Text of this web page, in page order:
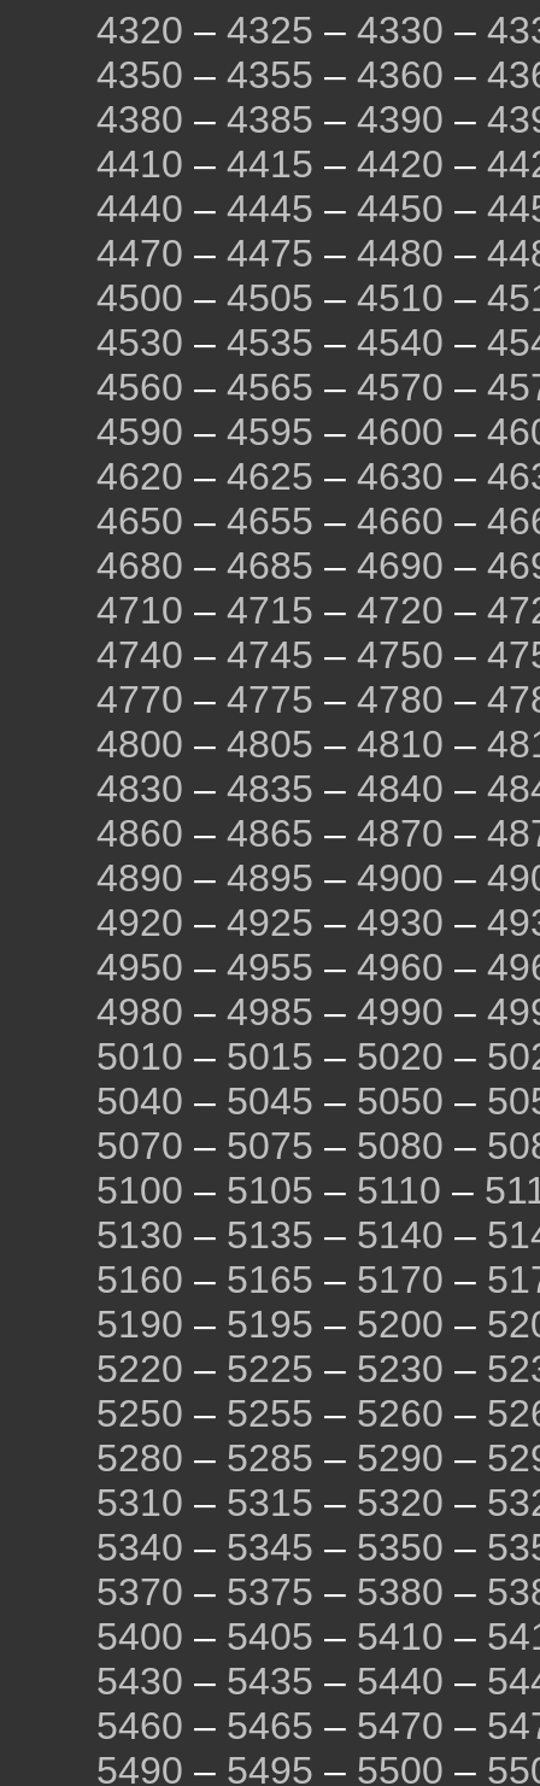
4320 – 4325 – 4330 –
4350 – 4355 – 4360 –
4380 – 4385 – 4390 –
4410 – 4415 – 4420 –
4440 – 4445 – 4450 –
4470 – 4475 – 4480 –
4500 – 4505 – 4510 –
4530 – 4535 – 4540 –
4560 – 4565 – 4570 –
4590 – 4595 – 4600 –
4620 – 4625 – 4630 –
4650 – 4655 – 4660 –
4680 – 4685 – 4690 –
4710 – 4715 – 4720 –
4740 – 4745 – 4750 –
4770 – 4775 – 4780 –
4800 – 4805 – 4810 –
4830 – 4835 – 4840 –
4860 – 4865 – 4870 –
4890 – 4895 – 4900 –
4920 – 4925 – 4930 –
4950 – 4955 – 4960 –
4980 – 4985 – 4990 –
5010 – 5015 – 5020 –
5040 – 5045 – 5050 –
5070 – 5075 – 5080 –
5100 – 5105 – 5110 –
5130 – 5135 – 5140 –
5160 – 5165 – 5170 –
5190 – 5195 – 5200 –
5220 – 5225 – 5230 –
5250 – 5255 – 5260 –
5280 – 5285 – 5290 –
5310 – 5315 – 5320 –
5340 – 5345 – 5350 –
5370 – 5375 – 5380 –
5400 – 5405 – 5410 –
5430 – 5435 – 5440 –
5460 – 5465 – 5470 –
5490 – 5495 – 5500 –